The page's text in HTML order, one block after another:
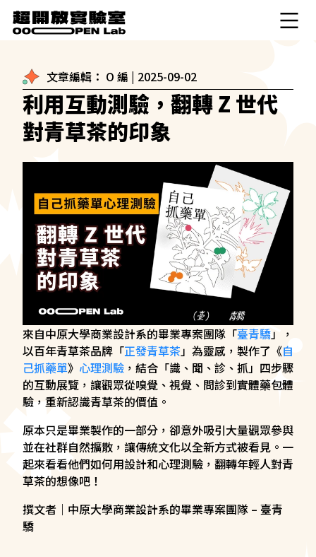
文章編輯： O 編 | 2025-09-02
利用互動測驗，翻轉 Z 世代
對青草茶的印象
來自中原大學商業設計系的畢業專案團隊「臺青驕」，
以百年青草茶品牌「正發青草茶」為靈感，製作了《自
己抓藥單》 心理測驗 ，結合「識、聞、診、抓」四步驟
的互動展覽，讓觀眾從嗅覺、視覺、問診到實體藥包體
驗，重新認識青草茶的價值。
原本只是畢業製作的一部分，卻意外吸引大量觀眾參與
並在社群自然擴散，讓傳統文化以全新方式被看見。一
起來看看他們如何用設計和心理測驗，翻轉年輕人對青
草茶的想像吧！
撰文者｜中原大學商業設計系的畢業專案團隊 – 臺青
驕